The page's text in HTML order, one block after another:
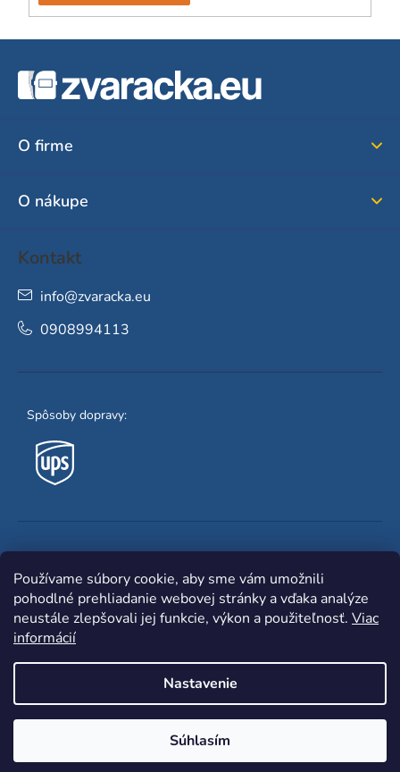
Používame súbory cookie, aby sme vám umožnili
pohodlné prehliadanie webovej stránky a vďaka analýze
neustále zlepšovali jej funkcie, výkon a použiteľnosť. Viac
informácií
Nastavenie
Súhlasím
O firme
O nákupe
Kontakt
info@zvaracka.eu
0908994113
Spôsoby dopravy:
Shoptet |mime digital
vyhradené.